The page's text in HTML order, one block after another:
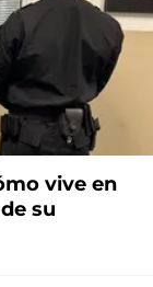
vive en
su